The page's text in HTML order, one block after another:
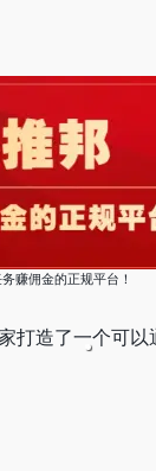
赚佣金的正规平台！
打造了一个可